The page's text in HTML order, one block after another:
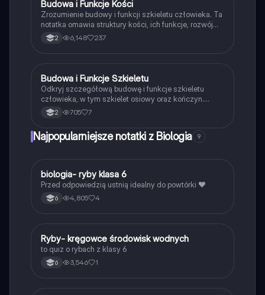
Biologia
Budowa i Funkcje Kości
Zrozumienie budowy i funkcji szkieletu człowieka. Ta
notatka omawia struktury kości, ich funkcje, rozwój
szkieletu oraz różnice w budowie kości u noworodków
i dorosłych. Idealna dla studentów biologii i
kostnej.
2 6,148 237
Biologia
Budowa i Funkcje Szkieletu
Odkryj szczegółową budowę i funkcje szkieletu
człowieka, w tym szkielet osiowy oraz kończyn.
Dowiedz się o strukturze kości, roli szpiku kostnego
oraz mechanizmach regeneracji. Idealne dla uczniów
2 705 7
Najpopularniejsze notatki z Biologia 9
BBiologia
biologia- ryby klasa 6
Przed odpowiedzią ustnią idealny do powtórki ❤️
6 4,805 4
RBiologia
Ryby- kręgowce środowisk wodnych
to quiz o rybach z klasy 6
6 3,546 1